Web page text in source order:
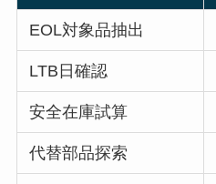
EOL対象品抽出
LTB日確認
安全在庫試算
代替部品探索